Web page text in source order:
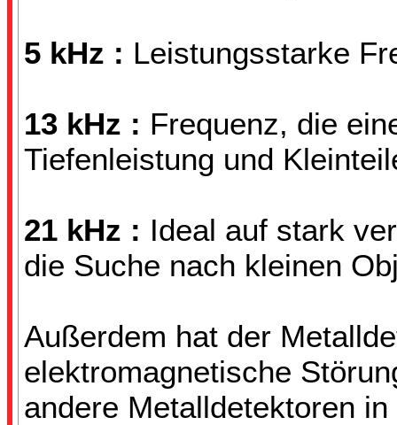
5 kHz : Leistungsstarke
13 kHz : Frequenz, die
Tiefenleistung und
21 kHz : Ideal auf stark
die Suche nach kleinen
Außerdem hat der
elektromagnetische
andere Metalldetektoren